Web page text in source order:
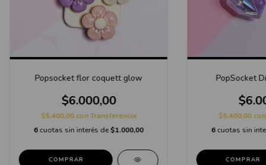
Popsocket flor coquett glow
$6.000,00
$5.400,00conTransferencia
6cuotas sin interés de$1.000,00
COMPRAR
PopSocket
$5.400,00con
6 cuotas sin
COMPRAR